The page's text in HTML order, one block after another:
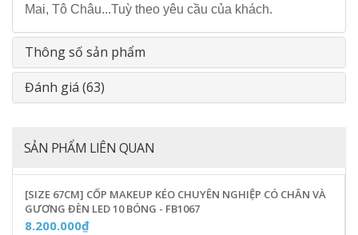
Mai, Tô Châu...Tuỳ theo yêu cầu của khách.
Thông số sản phẩm
Đánh giá (63)
SẢN PHẨM LIÊN QUAN
[SIZE 67CM] CỐP MAKEUP KÉO CHUYÊN NGHIỆP CÓ CHÂN VÀ
GƯƠNG ĐÈN LED 10 BÓNG - FB1067
8.200.000₫